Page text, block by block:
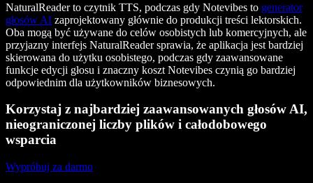
NaturalReader to czytnik TTS, podczas gdy Notevibes to generator
głosów AI zaprojektowany głównie do produkcji treści lektorskich.
Oba mogą być używane do celów osobistych lub komercyjnych, ale
przyjazny interfejs NaturalReader sprawia, że aplikacja jest bardziej
skierowana do użytku osobistego, podczas gdy zaawansowane
funkcje edycji głosu i znaczny koszt Notevibes czynią go bardziej
odpowiednim dla użytkowników biznesowych.
Korzystaj z najbardziej zaawansowanych głosów AI,
nieograniczonej liczby plików i całodobowego
wsparcia
Wypróbuj za darmo